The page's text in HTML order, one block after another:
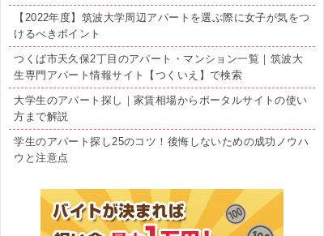
【2022年度】筑波大学周辺アパートを選ぶ際に女子が気をつ
けるべきポイント
つくば市天久保2丁目のアパート・マンション一覧｜筑波大
生専門アパート情報サイト【つくいえ】で検索
大学生のアパート探し｜家賃相場からポータルサイトの使い
方まで解説
学生のアパート探し25のコツ！後悔しないための成功ノウハ
ウと注意点